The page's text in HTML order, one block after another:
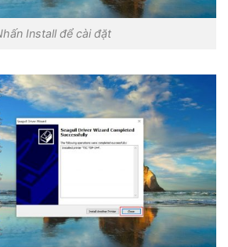
Install để cài đặt